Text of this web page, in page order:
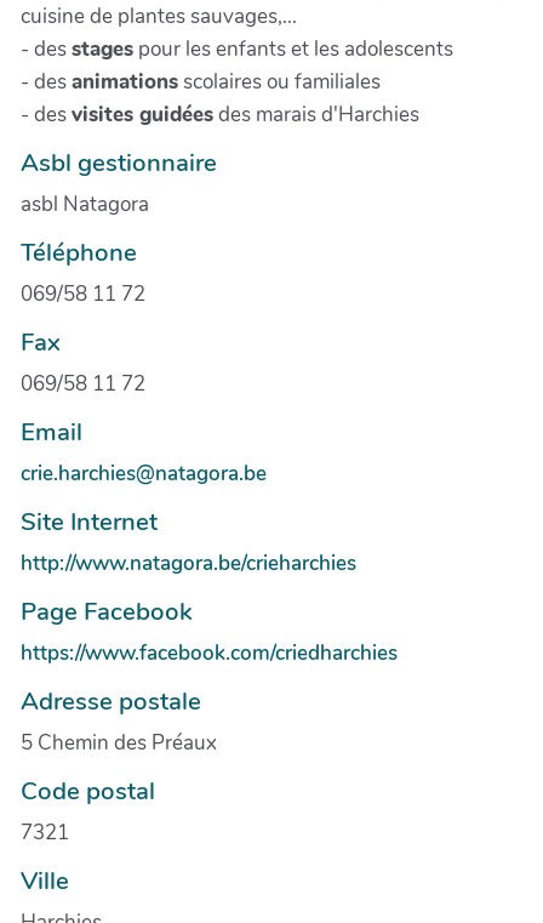
cuisine de plantes sauvages,...
- desstages pour les enfants et les adolescents
- desanimationsscolaires ou familiales
- desvisites guidéesdes marais d'Harchies
Asbl gestionnaire
asbl Natagora
Téléphone
069/58 11 72
Fax
069/58 11 72
Email
crie.harchies@natagora.be
Site Internet
http://www.natagora.be/crieharchies
Page Facebook
https://www.facebook.com/criedharchies
Adresse postale
5 Chemin des Préaux
Code postal
7321
Ville